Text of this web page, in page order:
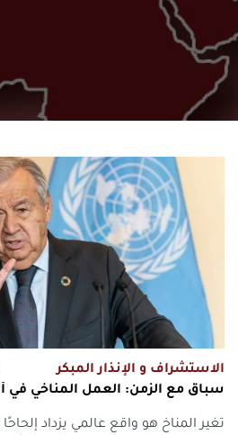
الاستشراف و الإنذار المبكر
سباق مع الزمن: العمل المناخي في
تغير المناخ هو واقع عالمي يزداد